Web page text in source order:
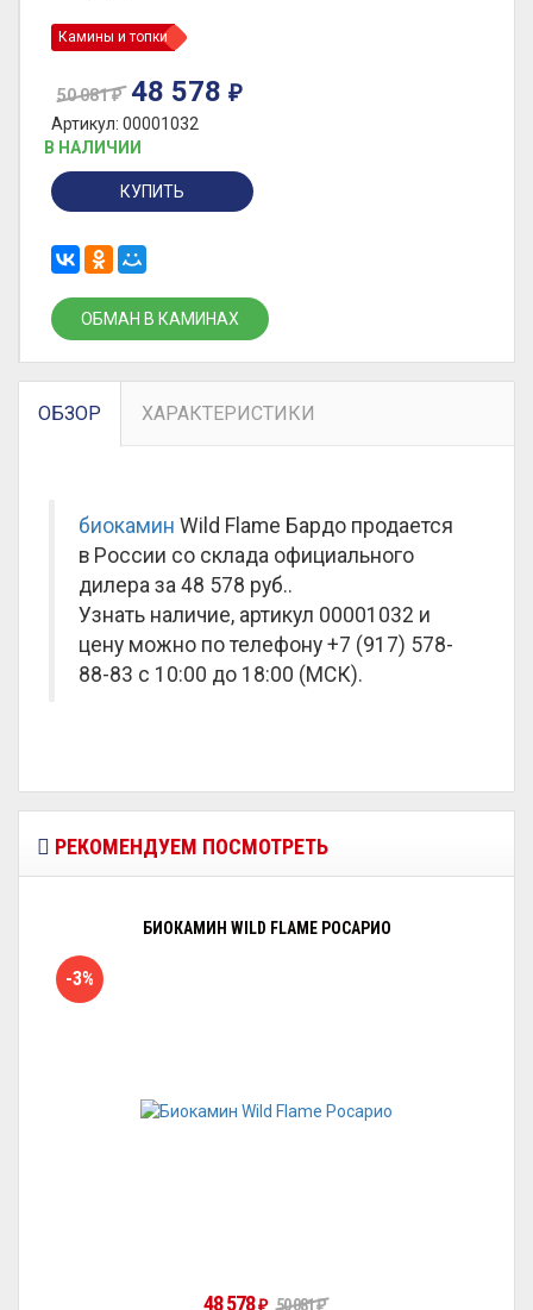
Камины и топки
50 081₽ 48 578 ₽
Артикул: 00001032
В НАЛИЧИИ
КУПИТЬ
ОБМАН В КАМИНАХ
ОБЗОР ХАРАКТЕРИСТИКИ
биокамин Wild Flame Бардо продается
в России со склада официального
дилера за 48 578 руб..
Узнать наличие, артикул 00001032 и
цену можно по телефону +7 (917) 578-
88-83 с 10:00 до 18:00 (МСК).
РЕКОМЕНДУЕМ ПОСМОТРЕТЬ
БИОКАМИН WILD FLAME РОСАРИО
-3%
48 578₽ 50 081₽